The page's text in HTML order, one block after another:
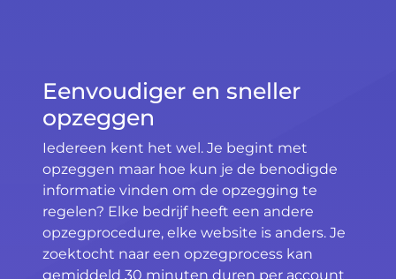
Eenvoudiger en sneller
opzeggen
Iedereen kent het wel. Je begint met
opzeggen maar hoe kun je de benodigde
informatie vinden om de opzegging te
regelen? Elke bedrijf heeft een andere
opzegprocedure, elke website is anders. Je
zoektocht naar een opzegprocess kan
gemiddeld 30 minuten duren per account